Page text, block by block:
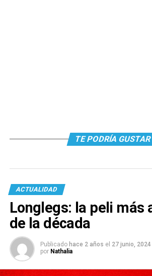
TE PODRÍA GUSTAR
ACTUALIDAD
Longlegs: la peli más
de la década
Publicado hace 2 años el 27 junio, 2024
por Nathalia